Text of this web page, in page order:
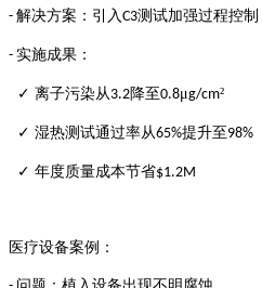
- 解决方案：引入 C3测试加强过程控制
- 实施成果：
✓ 离子污染从 3.2降至0.8μg/cm²
✓ 湿热测试通过率从65%提升至98%
✓ 年度质量成本节省$1.2M
医疗设备案例：